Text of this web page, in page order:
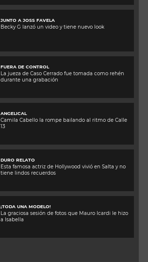
JUNTO A JOSS FAVELA
Becky G lanzó un video y tiene nuevo look
FUERA DE CONTROL
La jueza de Caso Cerrado fue tomada como rehén
durante una grabación
ANGELICAL
Camila Cabello la rompe bailando al ritmo de Calle
13
DURO RELATO
Esta famosa actriz de Hollywood vivió en Salta y no
tiene lindos recuerdos
¡TODA UNA MODELO!
La graciosa sesión de fotos que Mauro Icardi le hizo
a Isabella